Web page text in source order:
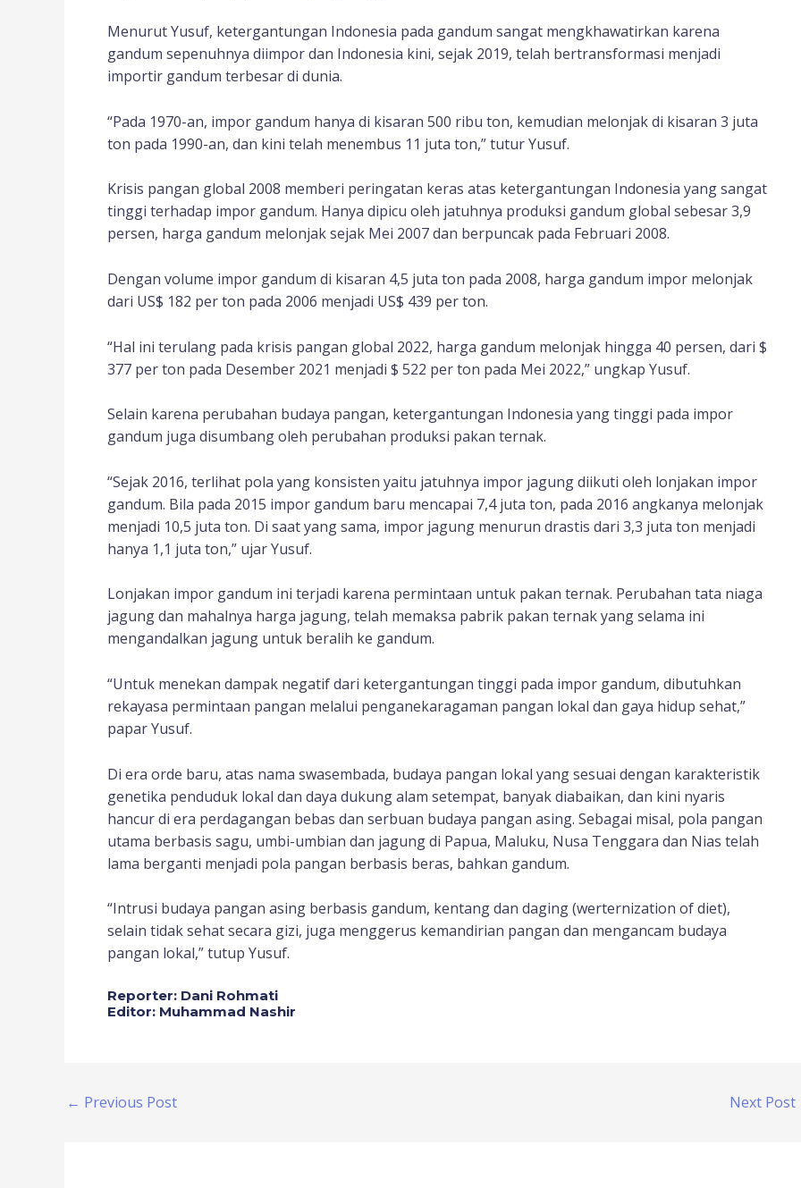
Menurut Yusuf, ketergantungan Indonesia pada gandum sangat mengkhawatirkan karena
gandum sepenuhnya diimpor dan Indonesia kini, sejak 2019, telah bertransformasi menjadi
importir gandum terbesar di dunia.
“Pada 1970-an, impor gandum hanya di kisaran 500 ribu ton, kemudian melonjak di kisaran 3 juta
ton pada 1990-an, dan kini telah menembus 11 juta ton,” tutur Yusuf.
Krisis pangan global 2008 memberi peringatan keras atas ketergantungan Indonesia yang sangat
tinggi terhadap impor gandum. Hanya dipicu oleh jatuhnya produksi gandum global sebesar 3,9
persen, harga gandum melonjak sejak Mei 2007 dan berpuncak pada Februari 2008.
Dengan volume impor gandum di kisaran 4,5 juta ton pada 2008, harga gandum impor melonjak
dari US$ 182 per ton pada 2006 menjadi US$ 439 per ton.
“Hal ini terulang pada krisis pangan global 2022, harga gandum melonjak hingga 40 persen, dari $
377 per ton pada Desember 2021 menjadi $ 522 per ton pada Mei 2022,” ungkap Yusuf.
Selain karena perubahan budaya pangan, ketergantungan Indonesia yang tinggi pada impor
gandum juga disumbang oleh perubahan produksi pakan ternak.
“Sejak 2016, terlihat pola yang konsisten yaitu jatuhnya impor jagung diikuti oleh lonjakan impor
gandum. Bila pada 2015 impor gandum baru mencapai 7,4 juta ton, pada 2016 angkanya melonjak
menjadi 10,5 juta ton. Di saat yang sama, impor jagung menurun drastis dari 3,3 juta ton menjadi
hanya 1,1 juta ton,” ujar Yusuf.
Lonjakan impor gandum ini terjadi karena permintaan untuk pakan ternak. Perubahan tata niaga
jagung dan mahalnya harga jagung, telah memaksa pabrik pakan ternak yang selama ini
mengandalkan jagung untuk beralih ke gandum.
“Untuk menekan dampak negatif dari ketergantungan tinggi pada impor gandum, dibutuhkan
rekayasa permintaan pangan melalui penganekaragaman pangan lokal dan gaya hidup sehat,”
papar Yusuf.
Di era orde baru, atas nama swasembada, budaya pangan lokal yang sesuai dengan karakteristik
genetika penduduk lokal dan daya dukung alam setempat, banyak diabaikan, dan kini nyaris
hancur di era perdagangan bebas dan serbuan budaya pangan asing. Sebagai misal, pola pangan
utama berbasis sagu, umbi-umbian dan jagung di Papua, Maluku, Nusa Tenggara dan Nias telah
lama berganti menjadi pola pangan berbasis beras, bahkan gandum.
“Intrusi budaya pangan asing berbasis gandum, kentang dan daging (werternization of diet),
selain tidak sehat secara gizi, juga menggerus kemandirian pangan dan mengancam budaya
pangan lokal,” tutup Yusuf.
Reporter: Dani Rohmati
Editor: Muhammad Nashir
← Previous Post Next Post